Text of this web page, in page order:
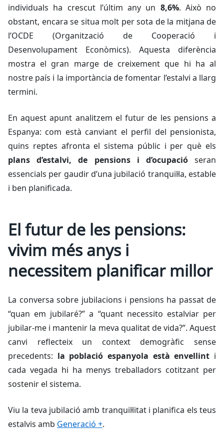
individuals ha crescut l’últim any un 8,6%. Això no
obstant, encara se situa molt per sota de la mitjana de
l’OCDE (Organització de Cooperació i
Desenvolupament Econòmics). Aquesta diferència
mostra el gran marge de creixement que hi ha al
nostre país i la importància de fomentar l’estalvi a llarg
termini.
En aquest apunt analitzem el futur de les pensions a
Espanya: com està canviant el perfil del pensionista,
quins reptes afronta el sistema públic i per què els
plans d’estalvi, de pensions i d’ocupacióseran
essencials per gaudir d’una jubilació tranquil·la, estable
i ben planificada.
El futur de les pensions:
vivim més anys i
necessitem planificar millor
La conversa sobre jubilacions i pensions ha passat de
“quan em jubilaré?” a “quant necessito estalviar per
jubilar-me i mantenir la meva qualitat de vida?”. Aquest
canvi reflecteix un context demogràfic sense
precedents: la població espanyola està envellint i
cada vegada hi ha menys treballadors cotitzant per
sostenir el sistema.
Viu la teva jubilació amb tranquil·litat i planifica els teus
estalvis amb Generació +.